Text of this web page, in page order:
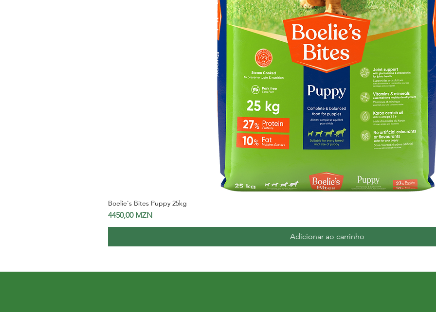
Boelie's Bites Puppy 25kg
Preço
4450,00 MZN
Adicionar ao carrinho